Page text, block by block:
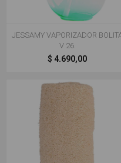
JESSAMY VAPORIZADOR
V 26.
$ 4.690,00